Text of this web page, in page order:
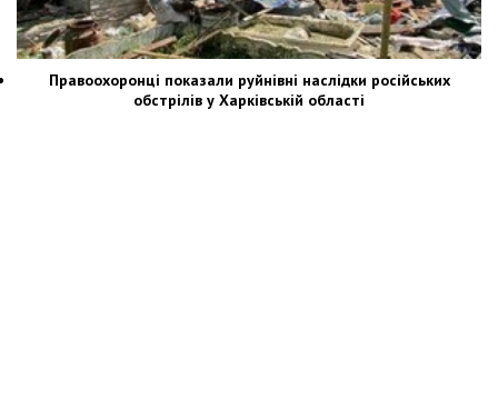
Правоохоронці показали руйнівні наслідки російських
обстрілів у Харківській області